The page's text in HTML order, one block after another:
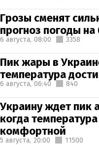
Грозы сменят
прогноз погоды
6 августа, 08:00 3358
Пик жары в
температура
6 августа, 06:40 840
Украину ждет пик
когда
комфортной
5 августа, 20:00 11500